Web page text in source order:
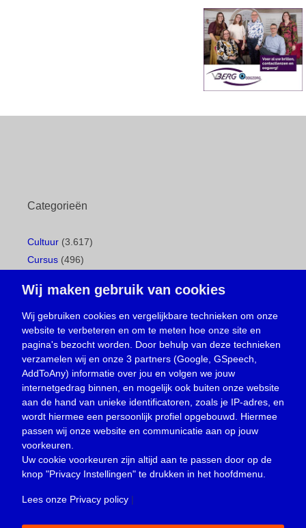
Categorieën
Cultuur (3.617)
Cursus (496)
Gemeentepagina(104)
Ingezonden brief(537)
Media(156)
Nieuws (23.329)
Oproep(734)
Overlijden(39)
Podcast(18)
prijsvraag (5)
Religie (1.438)
Service(226)
Wij maken gebruik van cookies
Wij gebruiken cookies en vergelijkbare technieken om onze
website te verbeteren en om te meten hoe onze site en
pagina's bezocht worden. Door behulp van deze technieken
verzamelen wij en onze 3 partners (Google, GSpeech,
AddToAny) informatie over jou en volgen we jouw
internetgedrag binnen, en mogelijk ook buiten onze website
aan de hand van unieke identificatoren, zoals je IP-adres, en
wordt hiermee een persoonlijk profiel opgebouwd. Hiermee
passen wij onze website en communicatie aan op jouw
voorkeuren.
Uw cookie voorkeuren zijn altijd aan te passen door op de
knop "Privacy Instellingen" te drukken in het hoofdmenu.
Lees onze Privacy policy |